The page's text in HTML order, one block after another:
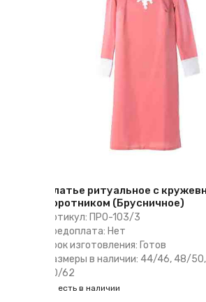
Платье ритуальное с
воротником (Брусничное)
Артикул: ПРО-103/3
Предоплата: Нет
Срок изготовления: Готов
Размеры в наличии: 44/46, 48/
60/62
есть в наличии